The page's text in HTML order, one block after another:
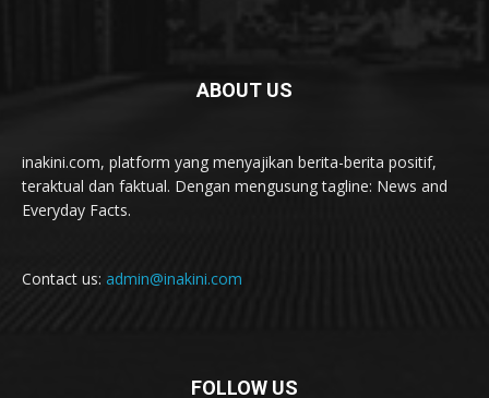
ABOUT US
inakini.com, platform yang menyajikan berita-berita positif,
teraktual dan faktual. Dengan mengusung tagline: News and
Everyday Facts.
Contact us: admin@inakini.com
FOLLOW US